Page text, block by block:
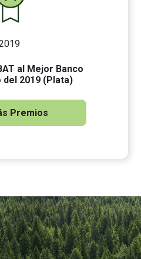
al Mejor Banco
2019 (Plata)
Premios